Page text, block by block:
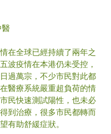
醫
在全球已經持續了兩年之
波疫情在本港仍未受控，
過萬宗，不少市民對此都
醫療系統嚴重超負荷的情
民快速測試陽性，也未必
到治療，很多市民都轉而
有助舒緩症狀。